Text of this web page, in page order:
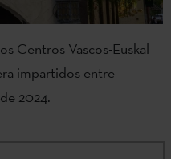
Centros Vascos-Euskal
impartidos entre
2024.